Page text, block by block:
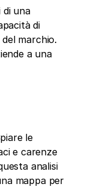
di una
di
marchio.
a una
le
e carenze
analisi
mappa per